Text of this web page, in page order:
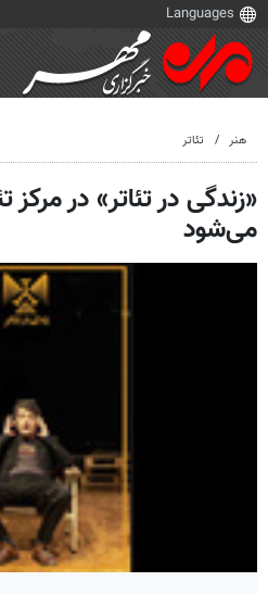
هنر تئاتر
«زندگی در تئاتر» در مرکز
می‌شود